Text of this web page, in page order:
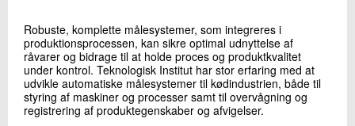
LinkedIn
Skriv til mig
Robuste, komplette målesystemer, som integreres i
produktionsprocessen, kan sikre optimal udnyttelse af
råvarer og bidrage til at holde proces og produktkvalitet
under kontrol. Teknologisk Institut har stor erfaring med at
udvikle automatiske målesystemer til kødindustrien, både til
styring af maskiner og processer samt til overvågning og
registrering af produktegenskaber og afvigelser.